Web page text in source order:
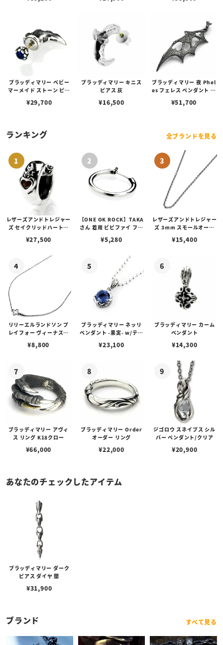
ブラッディマリー ベビー
マーメイド ストーン ピア
¥29,700
ブラッディマリー キニス
ピアス 灰
¥16,500
ブラッディマリー 夜 Phel
es フェレス ペンダント レ
¥51,700
ランキング 全ブランドを見る
レザーズアンドトレジャー
ズ セイクリッドハートピ
¥27,500
【ONE OK ROCK】TAKA
さん 着用 ビビファイ フー
¥5,280
レザーズアンドトレジャー
ズ 3mm スモールオーバ
ブスタークラスプ＆LTロ
¥15,400
リリーエルランドソン プ
レイフォー ヴィーナスチ
¥8,800
ブラッディマリー ネッリ
ペンダント -果実- w/ティ
¥23,100
ブラッディマリー カーム
ペンダント
¥14,300
ブラッディマリー アヴィ
ス リング K18クロー
¥66,000
ブラッディマリー Order
オーダー リング
¥22,000
ジゴロウ スネイプス シル
バー ペンダント/クリア
¥20,900
あなたのチェックしたアイテム
ブラッディマリー ダーク
ピアス ダイヤ 闇
¥31,900
ブランド すべて見る